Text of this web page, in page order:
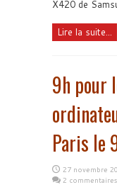
X420 de
Lire la suite...
9h pour
Paris le
27 novembre
2 commentaires